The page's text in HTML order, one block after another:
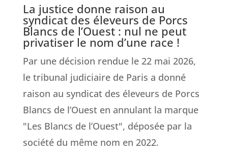
La justice donne raison au
syndicat des éleveurs de Porcs
Blancs de l’Ouest : nul ne peut
privatiser le nom d’une race !
Par une décision rendue le 22 mai 2026,
le tribunal judiciaire de Paris a donné
raison au syndicat des éleveurs de Porcs
Blancs de l’Ouest en annulant la marque
"Les Blancs de l’Ouest", déposée par la
société du même nom en 2022.